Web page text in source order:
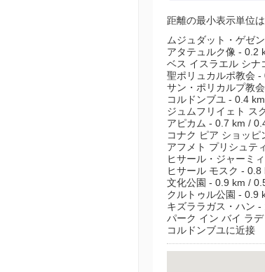
距離の最小表示単位
ムジュダット・ゲゼ
アタテュルク像 - 0.2
ベス イスラエル シ
聖ポリュカルポ教会
サン・ポリカルプ教
コルドンブユ - 0.4
ジュムフリイェト ス
アピカム - 0.7 km /
コナク ピア ショッ
アフメト プリシュテ
ヒサール・ジャーミ
ヒサール モスク -
文化公園 - 0.9 km /
クルトゥル公園 - 0.9
キズララガス・ハン
パーク イン バイ ラ
コルドンブユに近接